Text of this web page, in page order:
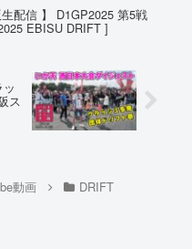
生配信 】 D1GP2025 第5戦
EBISU DRIFT ]
ス
動画
DRIFT